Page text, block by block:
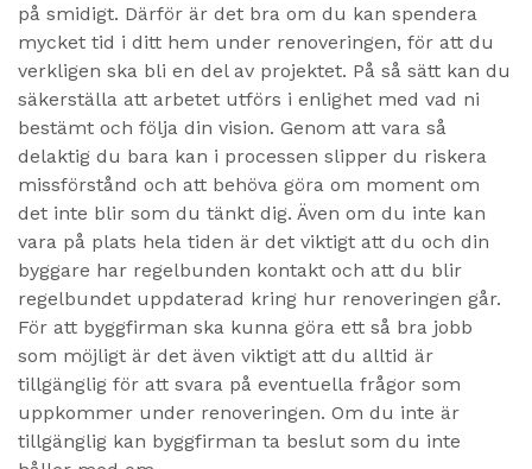
på smidigt. Därför är det bra om du kan spendera
mycket tid i ditt hem under renoveringen, för att du
verkligen ska bli en del av projektet. På så sätt kan du
säkerställa att arbetet utförs i enlighet med vad ni
bestämt och följa din vision. Genom att vara så
delaktig du bara kan i processen slipper du riskera
missförstånd och att behöva göra om moment om
det inte blir som du tänkt dig. Även om du inte kan
vara på plats hela tiden är det viktigt att du och din
byggare har regelbunden kontakt och att du blir
regelbundet uppdaterad kring hur renoveringen går.
För att byggfirman ska kunna göra ett så bra jobb
som möjligt är det även viktigt att du alltid är
tillgänglig för att svara på eventuella frågor som
uppkommer under renoveringen. Om du inte är
tillgänglig kan byggfirman ta beslut som du inte